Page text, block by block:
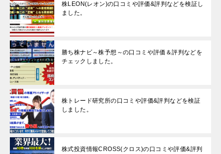
株LEON(レオン)の口コミや評価&評判などを検証し
ました。
勝ち株ナビ～株予想～の口コミや評価＆評判などを
チェックしました。
株トレード研究所の口コミや評価&評判などを検証
しました。
株式投資情報CROSS(クロス)の口コミや評価&評判